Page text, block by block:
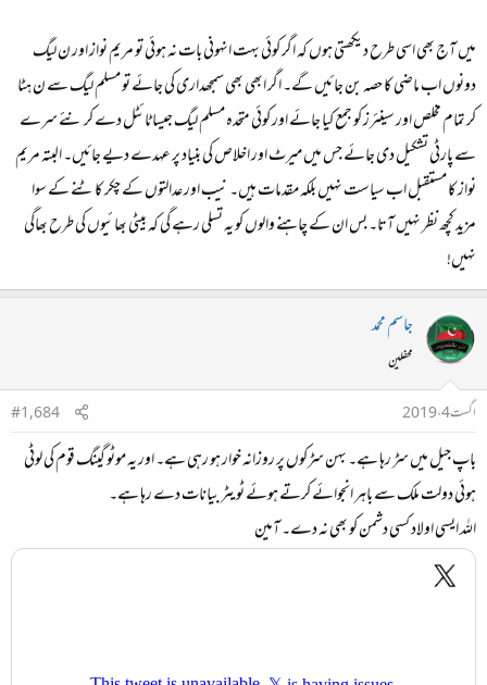
میں آج بھی اسی طرح دیکھتی ہوں کہ اگر کوئی بہت انہونی بات نہ ہوئی تو مریم نواز اور ن لیگ
دونوں اب ماضی کا حصہ بن جائیں گے۔ اگر ابھی بھی سمجھداری کی جائے تو مسلم لیگ سے ن ہٹا
کر تمام مخلص اور سینئرز کو جمع کیا جائے اور کوئی متحدہ مسلم لیگ جیسا ٹائٹل دے کر نئے سرے
سے پارٹی تشکیل دی جائے جس میں میرٹ اور اخلاص کی بنیاد پر عہدے دیے جائیں۔ البتہ مریم
نواز کا مستقبل اب سیاست نہیں بلکہ مقدمات ہیں۔ نیب اور عدالتوں کے چکر کاٹنے کے سوا
مزید کچھ نظر نہیں آتا۔ بس ان کے چاہنے والوں کو یہ تسلی رہے گی کہ بیٹی بھائیوں کی طرح بھاگی
نہیں!
جاسم محمد
محفلین
اگست 4، 2019
#1,684
باپ جیل میں سڑ رہا ہے۔ بہن سڑکوں پر روزانہ خوار ہو رہی ہے۔ اور یہ موٹو گینگ قوم کی لوٹی
ہوئی دولت ملک سے باہر انجوائے کرتے ہوئے ٹویٹر بیانات دے رہا ہے۔
اللہ ایسی اولاد کسی دشمن کو بھی نہ دے۔ آمین